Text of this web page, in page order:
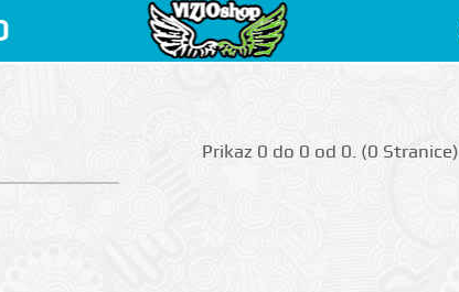
Prikаz 0 do 0 оd 0. (0 Strаnicе)